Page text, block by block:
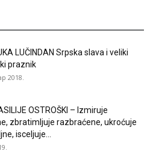
LUČINDAN Srpska slava i veliki
praznik
2018.
OSTROŠKI – Izmiruje
zbratimljuje razbraćene, ukroćuje
isceljuje...